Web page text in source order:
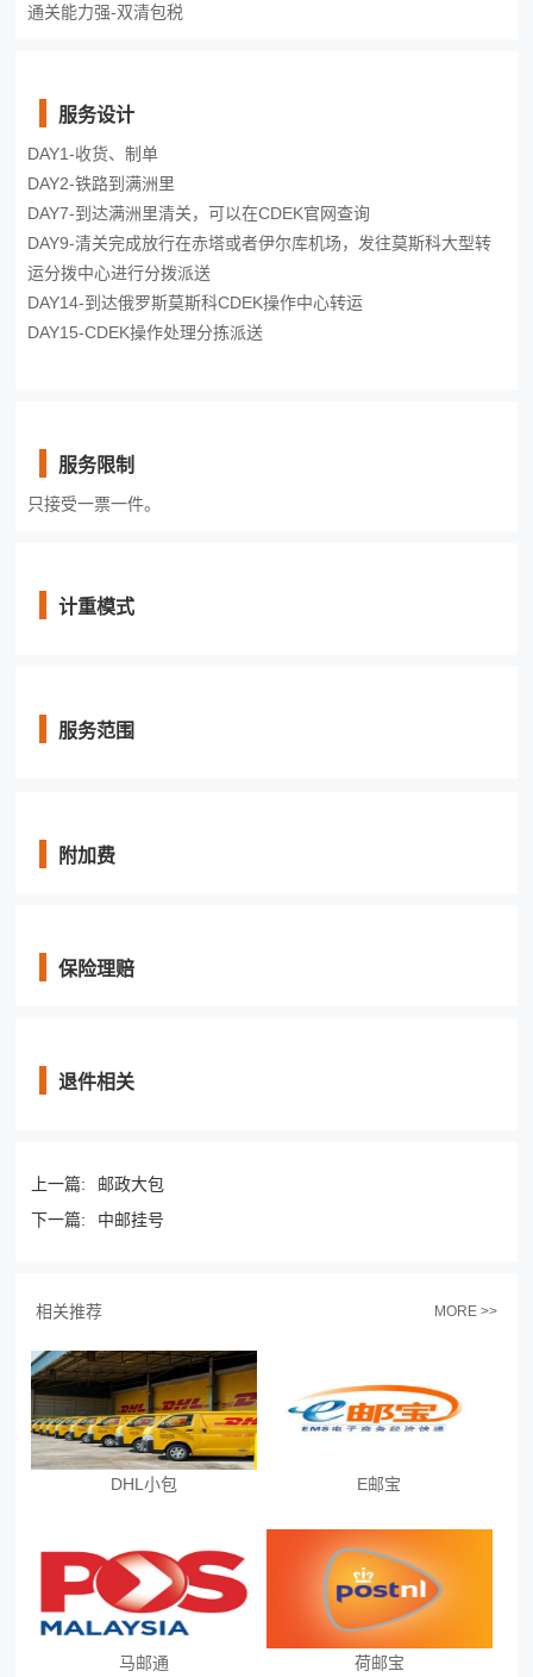
通关能力强-双清包税
服务设计
DAY1-收货、制单
DAY2-铁路到满洲里
DAY7-到达满洲里清关，可以在CDEK官网查询
DAY9-清关完成放行在赤塔或者伊尔库机场，发往莫斯科大型转
运分拨中心进行分拨派送
DAY14-到达俄罗斯莫斯科CDEK操作中心转运
DAY15-CDEK操作处理分拣派送
服务限制
只接受一票一件。
计重模式
服务范围
附加费
保险理赔
退件相关
上一篇:
邮政大包
下一篇:
中邮挂号
相关推荐 MORE >>
DHL小包 E邮宝
马邮通 荷邮宝